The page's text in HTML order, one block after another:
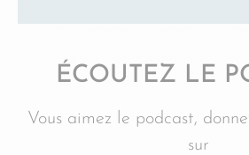
ÉCOUTEZ LE
Vous aimez le podcast,
sur